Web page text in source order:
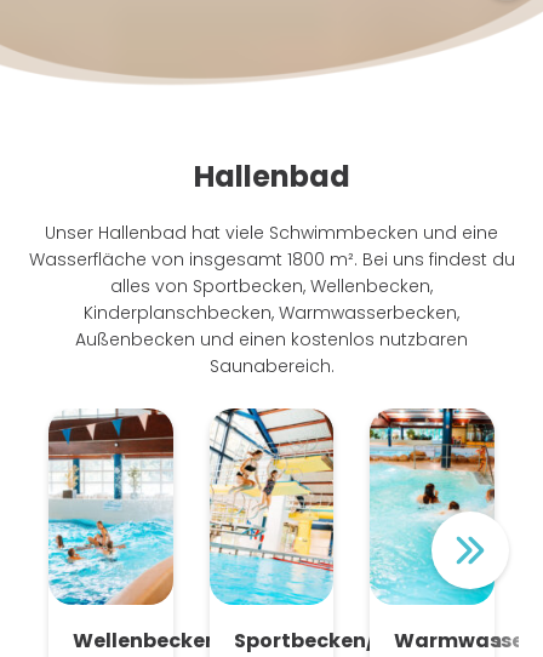
Hallenbad
Unser Hallenbad hat viele Schwimmbecken und eine
Wasserfläche von insgesamt 1800 m². Bei uns findest du
alles von Sportbecken, Wellenbecken,
Kinderplanschbecken, Warmwasserbecken,
Außenbecken und einen kostenlos nutzbaren
Saunabereich.
Wellenbecken Sportbecken/Sprungturm